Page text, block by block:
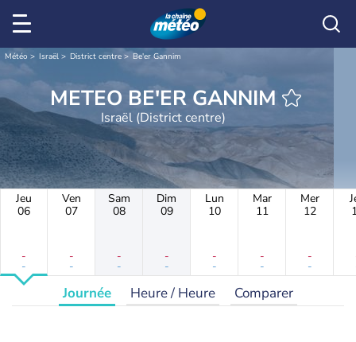
Météo Israël District centre Be'er Gannim
METEO BE'ER GANNIM
Israël (District centre)
Jeu
06
-
-
Ven
07
-
-
Sam
08
-
-
Dim
09
-
-
Lun
10
-
-
Mar
11
-
-
Mer
12
-
-
Journée Heure / Heure Comparer